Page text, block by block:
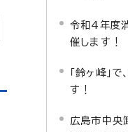
令和4年度
催します！
「鈴ヶ峰」
す！
広島市中央